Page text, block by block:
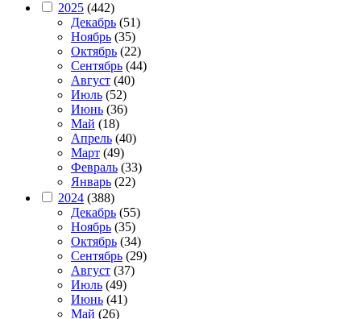
2025 (442)
Декабрь (51)
Ноябрь (35)
Октябрь (22)
Сентябрь (44)
Август (40)
Июль (52)
Июнь (36)
Май (18)
Апрель (40)
Март (49)
Февраль (33)
Январь (22)
2024 (388)
Декабрь (55)
Ноябрь (35)
Октябрь (34)
Сентябрь (29)
Август (37)
Июль (49)
Июнь (41)
Май (26)